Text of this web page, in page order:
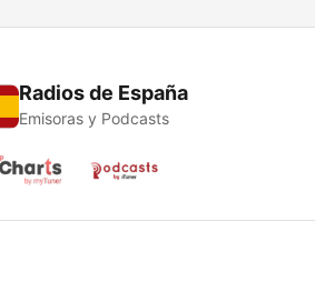
Radios de España
Emisoras y Podcasts